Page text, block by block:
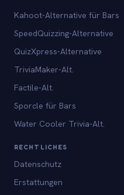
Kahoot-Alternative für Bars
SpeedQuizzing-Alternative
QuizXpress-Alternative
TriviaMaker-Alt.
Factile-Alt.
Sporcle für Bars
Water Cooler Trivia-Alt.
RECHTLICHES
Datenschutz
Erstattungen